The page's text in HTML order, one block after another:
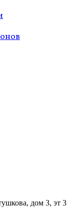
дом 3, эт 3